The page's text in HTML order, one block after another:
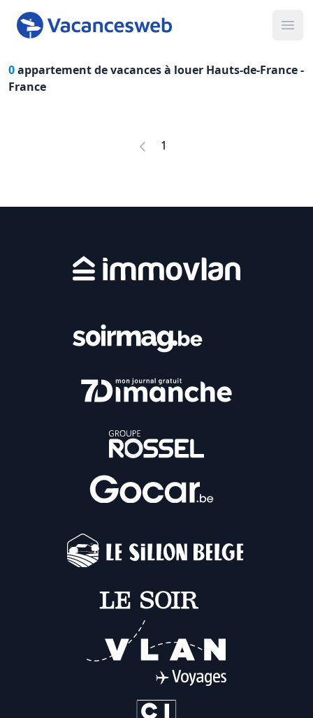
0appartement de vacances à louer Hauts-de-France -
France
1